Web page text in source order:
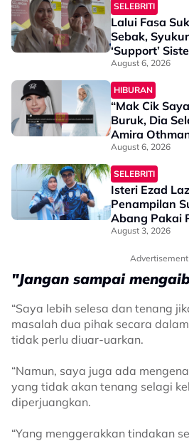
SELEBRITI
Lalui Fasa
Sebak,
‘Support’
“Tak Semua
Untuk…”
August 6, 2026
HIBURAN
“Mak Cik
Buruk, Dia
Amira
Jadi Bualan
August 6, 2026
SELEBRITI
Isteri Ezad
Penampilan
Abang Pakai
Pendek &
August 3, 2026
Advertisement
"Jangan sampai
“Saya lebih selesa dan tenang
masalah dua pihak secara
tidak perlu diuar-uarkan.
“Namun, saya juga ada
yang tidak akan tenang selagi
diperjuangkan.
“Yang menggerakkan tindakan